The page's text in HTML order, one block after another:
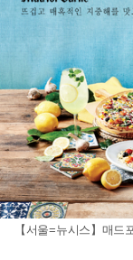
【서울=뉴시스】매